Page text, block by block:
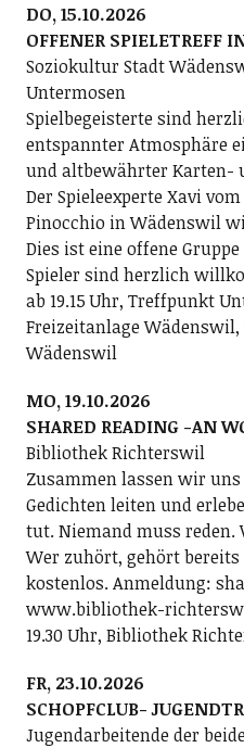
DO, 15.10.2026
OFFENER SPIELETREFF
Soziokultur Stadt
Untermosen
Spielbegeisterte sind
entspannter Atmosphäre
und altbewährter Karten-
Der Spieleexperte Xavi
Pinocchio in Wädenswil
Dies ist eine offene
Spieler sind herzlich
ab 19.15 Uhr, Treffpunkt
Freizeitanlage
Wädenswil
MO, 19.10.2026
SHARED READING -AN
Bibliothek Richterswil
Zusammen lassen wir
Gedichten leiten und
tut. Niemand muss reden.
Wer zuhört, gehört
kostenlos. Anmeldung:
www.bibliothek-
19.30 Uhr, Bibliothek
FR, 23.10.2026
SCHOPFCLUB-
Jugendarbeitende der